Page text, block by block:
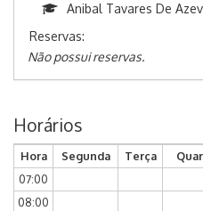
Anibal Tavares De
Reservas:
Não possui reservas.
Horários
Hora Segunda Terça
07:00
08:00